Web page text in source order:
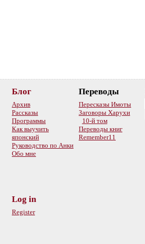
Блог
Архив
Рассказы
Программы
Как выучить
японский
Руководство по Анки
Обо мне
Переводы
Пересказы Имоты
Заговоры Харухи
10-й том
Переводы книг
Remember11
Log in
Register